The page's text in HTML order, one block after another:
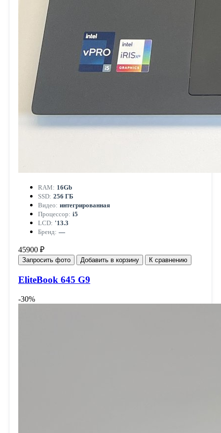
RAM: 16Gb
SSD: 256 ГБ
Видео: интегрированная
Процессор: i5
LCD: '13.3
Бренд: —
45900 ₽
Запросить фото Добавить в корзину К сравнению
EliteBook 645 G9
-30%